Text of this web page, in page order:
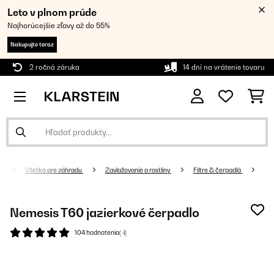
Leto v plnom prúde
Najhorúcejšie zľavy až do 55%
Nakupujte teraz
2 ročná záruka 14 dní na vrátenie tovaru
Všetko pre záhradu Zavlažovanie a rastliny Filtre & čerpadlá
Nemesis T60 jazierkové čerpadlo
104 hodnotenia(-í)